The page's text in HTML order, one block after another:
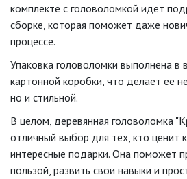
комплекте с головоломкой идет
сборке, которая поможет даже
процессе.
Упаковка головоломки выполнена в
картонной коробки, что делает ее
но и стильной.
В целом, деревянная головоломка
отличный выбор для тех, кто ценит
интересные подарки. Она поможет
пользой, развить свои навыки и